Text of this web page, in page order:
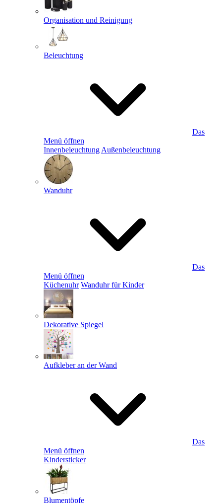
Organisation und Reinigung
Beleuchtung
Das
Menü öffnen
Innenbeleuchtung Außenbeleuchtung
Wanduhr
Das
Menü öffnen
Küchenuhr Wanduhr für Kinder
Dekorative Spiegel
Aufkleber an der Wand
Das
Menü öffnen
Kindersticker
Blumentöpfe